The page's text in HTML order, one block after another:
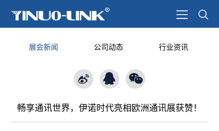
展会新闻 公司动态 行业资讯
畅享通讯世界，伊诺时代亮相欧洲通讯展获赞！